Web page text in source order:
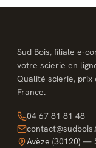
Sud Bois, filiale e-
votre scierie en
Qualité scierie,
France.
04 67 81 81 48
Avèze (30120) —